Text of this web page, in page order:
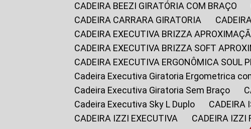
CADEIRA BEEZI GIRATÓRIA COM BRAÇO
CADEIRA CARRARA GIRATORIA
CADEIRA EXECUTIVA BRIZZA
CADEIRA EXECUTIVA BRIZZA SOFT
CADEIRA EXECUTIVA ERGONÔMICA SOUL
Cadeira Executiva Giratoria Ergometrica
Cadeira Executiva Giratoria Sem Braço
Cadeira Executiva Sky L Duplo
CADEIRA IZZI EXECUTIVA
CADEIRA IZZI